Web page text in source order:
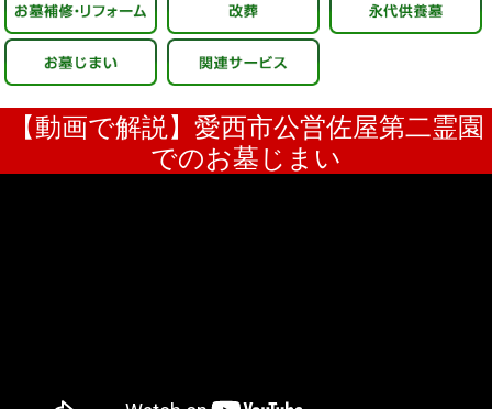
【動画で解説】愛西市公営佐屋第二霊園
でのお墓じまい